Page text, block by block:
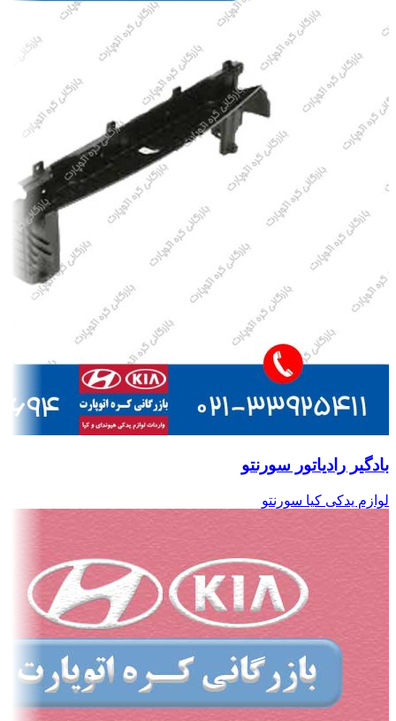
بادگیر رادیاتور سورنتو
لوازم یدکی کیا سورنتو